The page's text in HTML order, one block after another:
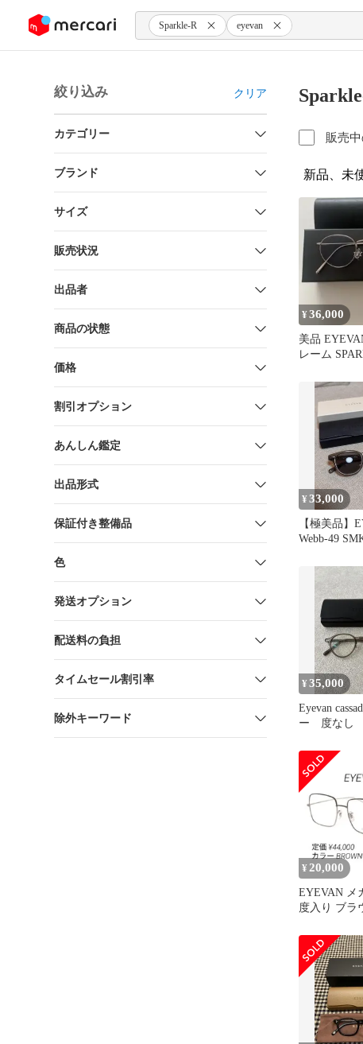
ツにスキップ Sparkle-R eyevan
絞り込み クリア
カテゴリー
ブランド
サイズ
販売状況
出品者
商品の状態
価格
割引オプション
あんしん鑑定
出品形式
保証付き整備品
色
発送オプション
配送料の負担
タイムセール割引率
除外キーワード
販売
新品、未
¥36,000
美品
レーム
¥33,000
【極美品】
Webb-49
¥35,000
Eyevan
ー 度なし
¥ 20,000
EYEVAN メ
度入り ブラ